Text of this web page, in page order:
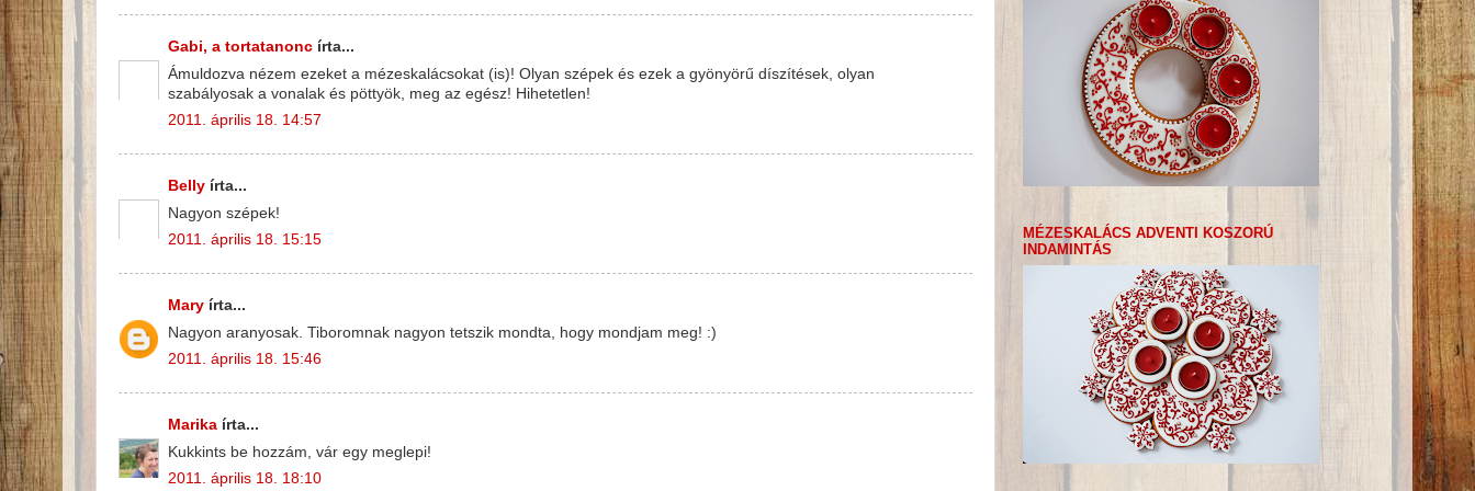
Gabi, a tortatanonc írta...
Ámuldozva nézem ezeket a mézeskalácsokat (is)! Olyan szépek és ezek a gyönyörű díszítések, olyan
szabályosak a vonalak és pöttyök, meg az egész! Hihetetlen!
2011. április 18. 14:57
Belly írta...
Nagyon szépek!
2011. április 18. 15:15
Mary írta...
Nagyon aranyosak. Tiboromnak nagyon tetszik mondta, hogy mondjam meg! :)
2011. április 18. 15:46
Marika írta...
Kukkints be hozzám, vár egy meglepi!
2011. április 18. 18:10
MÉZESKALÁCS ADVENTI KOSZORÚ
INDAMINTÁS